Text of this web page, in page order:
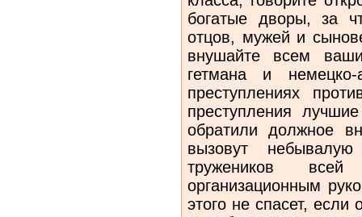
богатые дворы, за
отцов, мужей и
внушайте всем
гетмана и
преступлениях
преступления
обратили должное
вызовут
тружеников
организационным
этого не спасет,